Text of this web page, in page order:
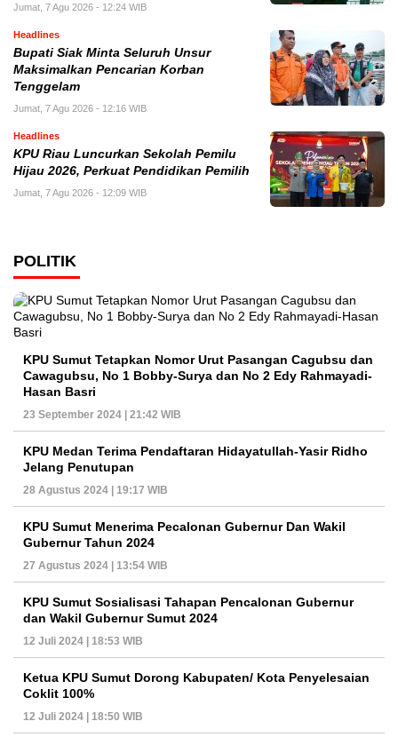
Jumat, 7 Agu 2026 - 12:24 WIB
Headlines
Bupati Siak Minta Seluruh Unsur
Maksimalkan Pencarian Korban
Tenggelam
Jumat, 7 Agu 2026 - 12:16 WIB
Headlines
KPU Riau Luncurkan Sekolah Pemilu
Hijau 2026, Perkuat Pendidikan Pemilih
Jumat, 7 Agu 2026 - 12:09 WIB
POLITIK
KPU Sumut Tetapkan Nomor Urut Pasangan Cagubsu dan
Cawagubsu, No 1 Bobby-Surya dan No 2 Edy Rahmayadi-
Hasan Basri
23 September 2024 | 21:42 WIB
KPU Medan Terima Pendaftaran Hidayatullah-Yasir Ridho
Jelang Penutupan
28 Agustus 2024 | 19:17 WIB
KPU Sumut Menerima Pecalonan Gubernur Dan Wakil
Gubernur Tahun 2024
27 Agustus 2024 | 13:54 WIB
KPU Sumut Sosialisasi Tahapan Pencalonan Gubernur
dan Wakil Gubernur Sumut 2024
12 Juli 2024 | 18:53 WIB
Ketua KPU Sumut Dorong Kabupaten/ Kota Penyelesaian
Coklit 100%
12 Juli 2024 | 18:50 WIB